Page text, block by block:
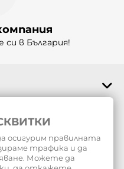
в България!
осигурим правилната
трафика и да
Можете да